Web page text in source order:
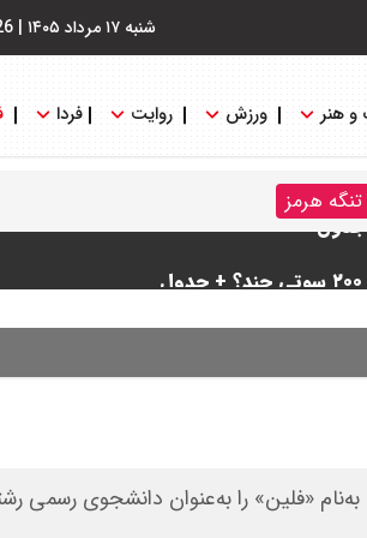
شنبه ۱۷ مرداد ۱۴۰۵ |
هنر ورزش روایت فردا
تنگه هرمز
«فلین» را به‌عنوان دانشجوی رسمی